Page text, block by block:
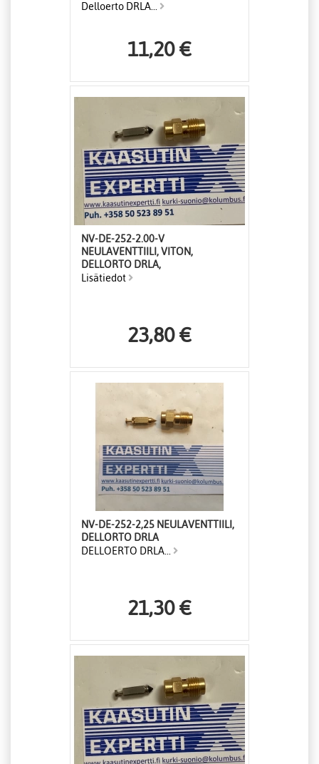
Delloerto DRLA...
11,20 €
NV-DE-252-2.00-V
NEULAVENTTIILI, VITON,
DELLORTO DRLA,
Lisätiedot
23,80 €
NV-DE-252-2,25 NEULAVENTTIILI,
DELLORTO DRLA
DELLOERTO DRLA...
21,30 €